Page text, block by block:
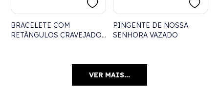
BRACELETE COM
RETÂNGULOS CRAVEJADOS
PINGENTE DE NOSSA
SENHORA VAZADO
VER MAIS...